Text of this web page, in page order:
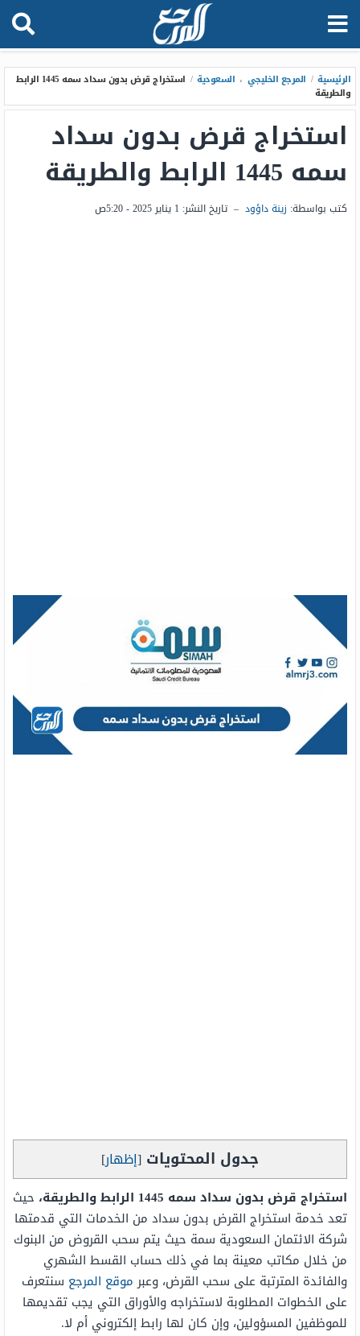
الرئيسية / المرجع الخليجي ، السعودية /
استخراج قرض بدون سداد سمه 1445 الرابط
والطريقة
استخراج قرض بدون سداد
سمه 1445 الرابط والطريقة
كتب بواسطة: زينة داؤود – تاريخ النشر: 1 يناير 2025 - 5:20ص
جدول المحتويات [إظهار]
استخراج قرض بدون سداد سمه 1445 الرابط والطريقة،
حيث
تعد خدمة استخراج القرض بدون سداد من الخدمات التي قدمتها
شركة الائتمان السعودية سمة حيث يتم سحب القروض من البنوك
من خلال مكاتب معينة بما في ذلك حساب القسط الشهري
والفائدة المترتبة على سحب القرض، وعبرموقع المرجع سنتعرف
على الخطوات المطلوبة لاستخراجه والأوراق التي يجب تقديمها
للموظفين المسؤولين، وإن كان لها رابط إلكتروني أم لا.